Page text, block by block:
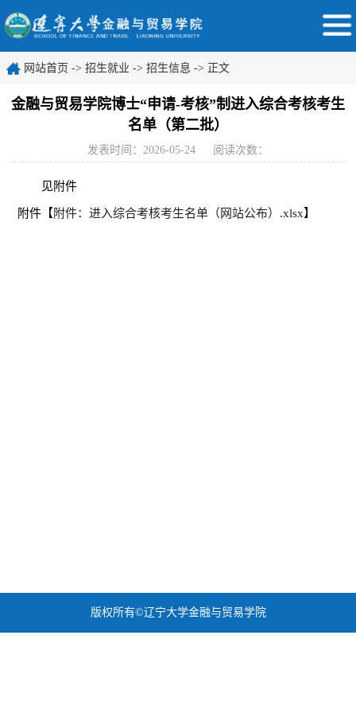
网站首页 -> 招生就业 -> 招生信息 -> 正文
金融与贸易学院博士“申请-考核”制进入综合考核考生
名单（第二批）
发表时间：2026-05-24 阅读次数：
见附件
附件【附件：进入综合考核考生名单（网站公布）.xlsx】
版权所有©辽宁大学金融与贸易学院